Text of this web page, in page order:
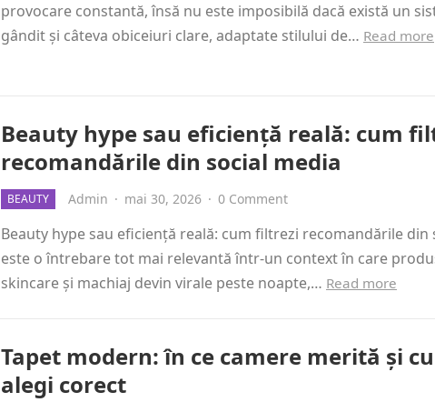
provocare constantă, însă nu este imposibilă dacă există un
gândit și câteva obiceiuri clare, adaptate stilului de… Read more
Beauty hype sau eficiență reală: cum
recomandările din social media
BEAUTY Admin · mai 30, 2026 · 0 Comment
Beauty hype sau eficiență reală: cum filtrezi recomandările din
este o întrebare tot mai relevantă într-un context în care
skincare și machiaj devin virale peste noapte,… Read more
Tapet modern: în ce camere merită și
alegi corect